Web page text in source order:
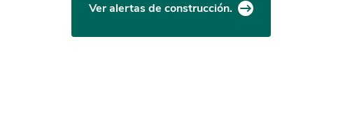
Ver alertas de construcción.